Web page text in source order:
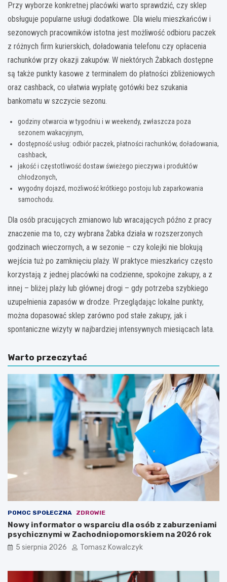
Przy wyborze konkretnej placówki warto sprawdzić, czy sklep
obsługuje popularne usługi dodatkowe. Dla wielu mieszkańców i
sezonowych pracowników istotna jest możliwość odbioru paczek
z różnych firm kurierskich, doładowania telefonu czy opłacenia
rachunków przy okazji zakupów. W niektórych Żabkach dostępne
są także punkty kasowe z terminalem do płatności zbliżeniowych
oraz cashback, co ułatwia wypłatę gotówki bez szukania
bankomatu w szczycie sezonu.
godziny otwarcia w tygodniu i w weekendy, zwłaszcza poza
sezonem wakacyjnym,
dostępność usług: odbiór paczek, płatności rachunków, doładowania,
cashback,
jakość i częstotliwość dostaw świeżego pieczywa i produktów
chłodzonych,
wygodny dojazd, możliwość krótkiego postoju lub zaparkowania
samochodu.
Dla osób pracujących zmianowo lub wracających późno z pracy
znaczenie ma to, czy wybrana Żabka działa w rozszerzonych
godzinach wieczornych, a w sezonie – czy kolejki nie blokują
wejścia tuż po zamknięciu plaży. W praktyce mieszkańcy często
korzystają z jednej placówki na codzienne, spokojne zakupy, a z
innej – bliżej plaży lub głównej drogi – gdy potrzeba szybkiego
uzupełnienia zapasów w drodze. Przeglądając lokalne punkty,
można dopasować sklep zarówno pod stałe zakupy, jak i
spontaniczne wizyty w najbardziej intensywnych miesiącach lata.
Warto przeczytać
POMOC SPOŁECZNA ZDROWIE
Nowy informator o wsparciu dla osób z zaburzeniami
psychicznymi w Zachodniopomorskiem na 2026 rok
5 sierpnia 2026 Tomasz Kowalczyk